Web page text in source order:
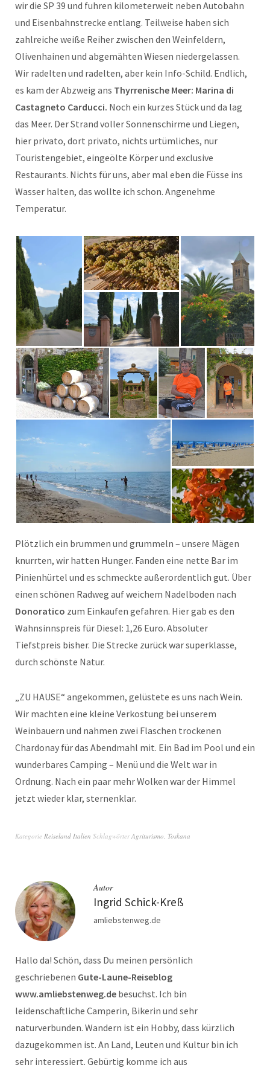
wir die SP 39 und fuhren kilometerweit neben Autobahn
und Eisenbahnstrecke entlang. Teilweise haben sich
zahlreiche weiße Reiher zwischen den Weinfeldern,
Olivenhainen und abgemähten Wiesen niedergelassen.
Wir radelten und radelten, aber kein Info-Schild. Endlich,
es kam der Abzweig ans Thyrrenische Meer: Marina di
Castagneto Carducci. Noch ein kurzes Stück und da lag
das Meer. Der Strand voller Sonnenschirme und Liegen,
hier privato, dort privato, nichts urtümliches, nur
Touristengebiet, eingeölte Körper und exclusive
Restaurants. Nichts für uns, aber mal eben die Füsse ins
Wasser halten, das wollte ich schon. Angenehme
Temperatur.
Plötzlich ein brummen und grummeln – unsere Mägen
knurrten, wir hatten Hunger. Fanden eine nette Bar im
Pinienhürtel und es schmeckte außerordentlich gut. Über
einen schönen Radweg auf weichem Nadelboden nach
Donoratico zum Einkaufen gefahren. Hier gab es den
Wahnsinnspreis für Diesel: 1,26 Euro. Absoluter
Tiefstpreis bisher. Die Strecke zurück war superklasse,
durch schönste Natur.
„ZU HAUSE“ angekommen, gelüstete es uns nach Wein.
Wir machten eine kleine Verkostung bei unserem
Weinbauern und nahmen zwei Flaschen trockenen
Chardonay für das Abendmahl mit. Ein Bad im Pool und ein
wunderbares Camping – Menü und die Welt war in
Ordnung. Nach ein paar mehr Wolken war der Himmel
jetzt wieder klar, sternenklar.
Kategorie Reiseland Italien SchlagwörterAgriturismo, Toskana
Autor
Ingrid Schick-Kreß
amliebstenweg.de
Hallo da! Schön, dass Du meinen persönlich
geschriebenen Gute-Laune-Reiseblog
www.amliebstenweg.de besuchst. Ich bin
leidenschaftliche Camperin, Bikerin und sehr
naturverbunden. Wandern ist ein Hobby, dass kürzlich
dazugekommen ist. An Land, Leuten und Kultur bin ich
sehr interessiert. Gebürtig komme ich aus